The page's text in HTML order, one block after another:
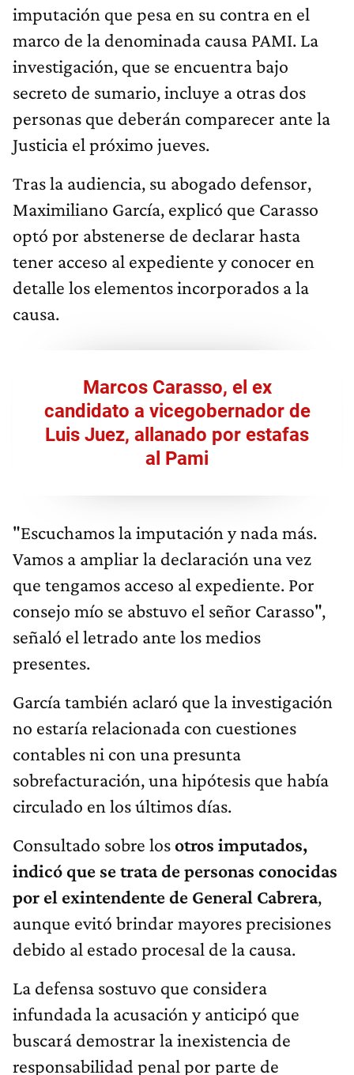
imputación que pesa en su contra en el
marco de la denominada causa PAMI. La
investigación, que se encuentra bajo
secreto de sumario, incluye a otras dos
personas que deberán comparecer ante la
Justicia el próximo jueves.
Tras la audiencia, su abogado defensor,
Maximiliano García, explicó que Carasso
optó por abstenerse de declarar hasta
tener acceso al expediente y conocer en
detalle los elementos incorporados a la
causa.
Marcos Carasso, el ex
candidato a vicegobernador de
Luis Juez, allanado por estafas
al Pami
"Escuchamos la imputación y nada más.
Vamos a ampliar la declaración una vez
que tengamos acceso al expediente. Por
consejo mío se abstuvo el señor Carasso",
señaló el letrado ante los medios
presentes.
García también aclaró que la investigación
no estaría relacionada con cuestiones
contables ni con una presunta
sobrefacturación, una hipótesis que había
circulado en los últimos días.
Consultado sobre losotros imputados,
indicó que se trata de personas conocidas
por el exintendente de General Cabrera,
aunque evitó brindar mayores precisiones
debido al estado procesal de la causa.
La defensa sostuvo que considera
infundada la acusación y anticipó que
buscará demostrar la inexistencia de
responsabilidad penal por parte de